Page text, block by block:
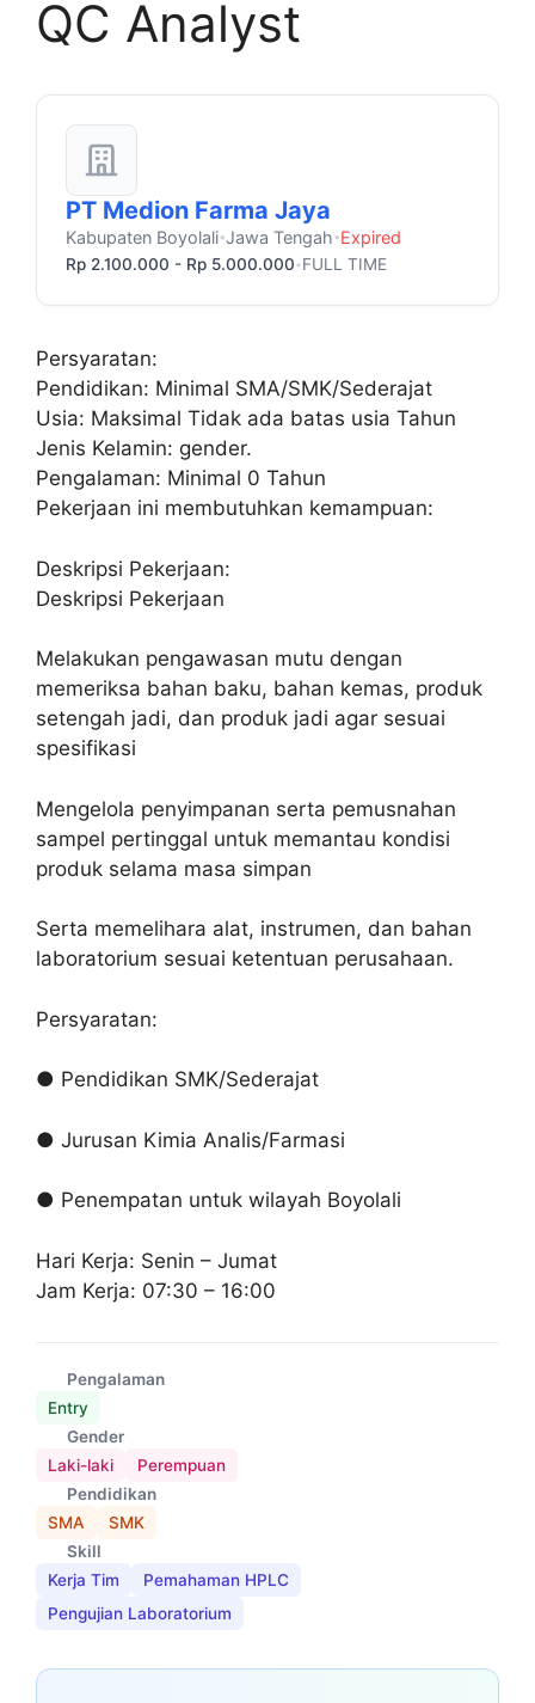
QC Analyst
PT Medion Farma Jaya
Kabupaten Boyolali•Jawa Tengah•Expired
Rp 2.100.000 - Rp 5.000.000 •FULL TIME
Persyaratan:
Pendidikan: Minimal SMA/SMK/Sederajat
Usia: Maksimal Tidak ada batas usia Tahun
Jenis Kelamin: gender.
Pengalaman: Minimal 0 Tahun
Pekerjaan ini membutuhkan kemampuan:
Deskripsi Pekerjaan:
Deskripsi Pekerjaan
Melakukan pengawasan mutu dengan
memeriksa bahan baku, bahan kemas, produk
setengah jadi, dan produk jadi agar sesuai
spesifikasi
Mengelola penyimpanan serta pemusnahan
sampel pertinggal untuk memantau kondisi
produk selama masa simpan
Serta memelihara alat, instrumen, dan bahan
laboratorium sesuai ketentuan perusahaan.
Persyaratan:
● Pendidikan SMK/Sederajat
● Jurusan Kimia Analis/Farmasi
● Penempatan untuk wilayah Boyolali
Hari Kerja: Senin – Jumat
Jam Kerja: 07:30 – 16:00
Pengalaman
Entry
Gender
Laki-laki
Perempuan
Pendidikan
SMA
SMK
Skill
Kerja Tim
Pemahaman HPLC
Pengujian Laboratorium